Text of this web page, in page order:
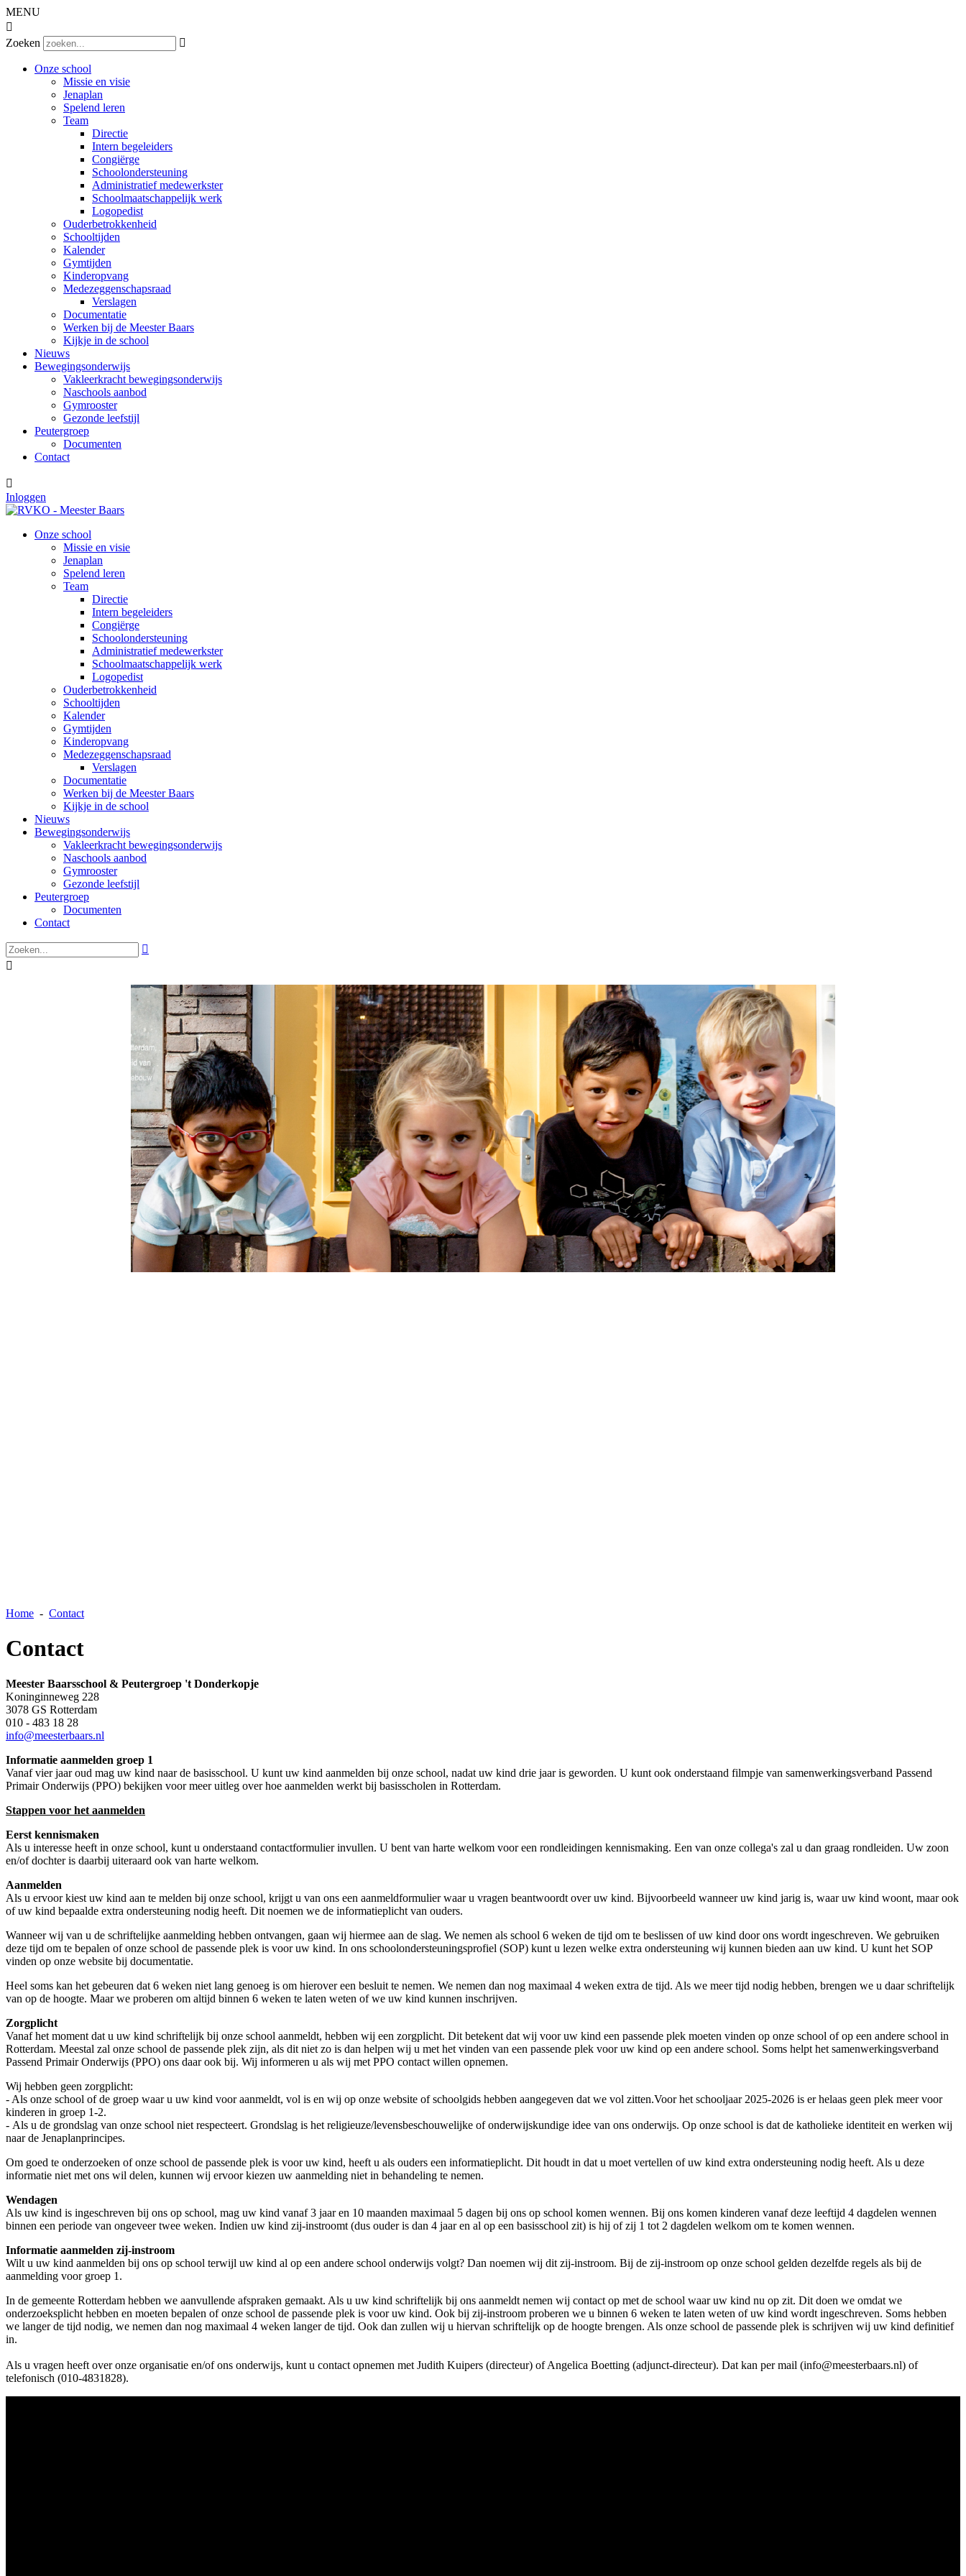
MENU

Zoeken

Onze school
Missie en visie
Jenaplan
Spelend leren
Team
Directie
Intern begeleiders
Congiërge
Schoolondersteuning
Administratief medewerkster
Schoolmaatschappelijk werk
Logopedist
Ouderbetrokkenheid
Schooltijden
Kalender
Gymtijden
Kinderopvang
Medezeggenschapsraad
Verslagen
Documentatie
Werken bij de Meester Baars
Kijkje in de school
Nieuws
Bewegingsonderwijs
Vakleerkracht bewegingsonderwijs
Naschools aanbod
Gymrooster
Gezonde leefstijl
Peutergroep
Documenten
Contact

Inloggen
Onze school
Missie en visie
Jenaplan
Spelend leren
Team
Directie
Intern begeleiders
Congiërge
Schoolondersteuning
Administratief medewerkster
Schoolmaatschappelijk werk
Logopedist
Ouderbetrokkenheid
Schooltijden
Kalender
Gymtijden
Kinderopvang
Medezeggenschapsraad
Verslagen
Documentatie
Werken bij de Meester Baars
Kijkje in de school
Nieuws
Bewegingsonderwijs
Vakleerkracht bewegingsonderwijs
Naschools aanbod
Gymrooster
Gezonde leefstijl
Peutergroep
Documenten
Contact


Home - Contact
Contact
Meester Baarsschool & Peutergroep 't Donderkopje
Koninginneweg 228
3078 GS Rotterdam
010 - 483 18 28
info@meesterbaars.nl
Informatie aanmelden groep 1
Vanaf vier jaar oud mag uw kind naar de basisschool. U kunt uw kind aanmelden bij onze school, nadat uw kind drie jaar is geworden. U kunt ook onderstaand filmpje van samenwerkingsverband Passend
Primair Onderwijs (PPO) bekijken voor meer uitleg over hoe aanmelden werkt bij basisscholen in Rotterdam.
Stappen voor het aanmelden
Eerst kennismaken
Als u interesse heeft in onze school, kunt u onderstaand contactformulier invullen. U bent van harte welkom voor een rondleidingen kennismaking. Een van onze collega's zal u dan graag rondleiden. Uw zoon
en/of dochter is daarbij uiteraard ook van harte welkom.
Aanmelden
Als u ervoor kiest uw kind aan te melden bij onze school, krijgt u van ons een aanmeldformulier waar u vragen beantwoordt over uw kind. Bijvoorbeeld wanneer uw kind jarig is, waar uw kind woont, maar ook
of uw kind bepaalde extra ondersteuning nodig heeft. Dit noemen we de informatieplicht van ouders.
Wanneer wij van u de schriftelijke aanmelding hebben ontvangen, gaan wij hiermee aan de slag. We nemen als school 6 weken de tijd om te beslissen of uw kind door ons wordt ingeschreven. We gebruiken
deze tijd om te bepalen of onze school de passende plek is voor uw kind. In ons schoolondersteuningsprofiel (SOP) kunt u lezen welke extra ondersteuning wij kunnen bieden aan uw kind. U kunt het SOP
vinden op onze website bij documentatie.
Heel soms kan het gebeuren dat 6 weken niet lang genoeg is om hierover een besluit te nemen. We nemen dan nog maximaal 4 weken extra de tijd. Als we meer tijd nodig hebben, brengen we u daar schriftelijk
van op de hoogte. Maar we proberen om altijd binnen 6 weken te laten weten of we uw kind kunnen inschrijven.
Zorgplicht
Vanaf het moment dat u uw kind schriftelijk bij onze school aanmeldt, hebben wij een zorgplicht. Dit betekent dat wij voor uw kind een passende plek moeten vinden op onze school of op een andere school in
Rotterdam. Meestal zal onze school de passende plek zijn, als dit niet zo is dan helpen wij u met het vinden van een passende plek voor uw kind op een andere school. Soms helpt het samenwerkingsverband
Passend Primair Onderwijs (PPO) ons daar ook bij. Wij informeren u als wij met PPO contact willen opnemen.
Wij hebben geen zorgplicht:
- Als onze school of de groep waar u uw kind voor aanmeldt, vol is en wij op onze website of schoolgids hebben aangegeven dat we vol zitten.Voor het schooljaar 2025-2026 is er helaas geen plek meer voor
kinderen in groep 1-2.
- Als u de grondslag van onze school niet respecteert. Grondslag is het religieuze/levensbeschouwelijke of onderwijskundige idee van ons onderwijs. Op onze school is dat de katholieke identiteit en werken wij
naar de Jenaplanprincipes.
Om goed te onderzoeken of onze school de passende plek is voor uw kind, heeft u als ouders een informatieplicht. Dit houdt in dat u moet vertellen of uw kind extra ondersteuning nodig heeft. Als u deze
informatie niet met ons wil delen, kunnen wij ervoor kiezen uw aanmelding niet in behandeling te nemen.
Wendagen
Als uw kind is ingeschreven bij ons op school, mag uw kind vanaf 3 jaar en 10 maanden maximaal 5 dagen bij ons op school komen wennen. Bij ons komen kinderen vanaf deze leeftijd 4 dagdelen wennen
binnen een periode van ongeveer twee weken. Indien uw kind zij-instroomt (dus ouder is dan 4 jaar en al op een basisschool zit) is hij of zij 1 tot 2 dagdelen welkom om te komen wennen.
Informatie aanmelden zij-instroom
Wilt u uw kind aanmelden bij ons op school terwijl uw kind al op een andere school onderwijs volgt? Dan noemen wij dit zij-instroom. Bij de zij-instroom op onze school gelden dezelfde regels als bij de
aanmelding voor groep 1.
In de gemeente Rotterdam hebben we aanvullende afspraken gemaakt. Als u uw kind schriftelijk bij ons aanmeldt nemen wij contact op met de school waar uw kind nu op zit. Dit doen we omdat we
onderzoeksplicht hebben en moeten bepalen of onze school de passende plek is voor uw kind. Ook bij zij-instroom proberen we u binnen 6 weken te laten weten of uw kind wordt ingeschreven. Soms hebben
we langer de tijd nodig, we nemen dan nog maximaal 4 weken langer de tijd. Ook dan zullen wij u hiervan schriftelijk op de hoogte brengen. Als onze school de passende plek is schrijven wij uw kind definitief
in.
Als u vragen heeft over onze organisatie en/of ons onderwijs, kunt u contact opnemen met Judith Kuipers (directeur) of Angelica Boetting (adjunct-directeur). Dat kan per mail (info@meesterbaars.nl) of
telefonisch (010-4831828).